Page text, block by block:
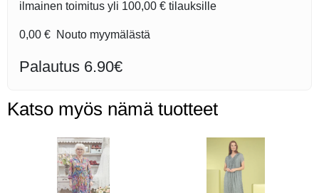
ilmainen toimitus yli 100,00 € tilauksille
0,00 € Nouto myymälästä
Palautus 6.90€
Katso myös nämä tuotteet